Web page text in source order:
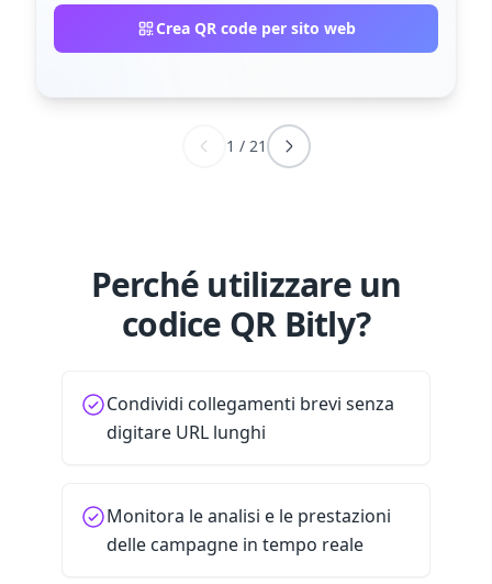
Crea QR code per sito web
1 / 21
Perché utilizzare un
codice QR Bitly?
Condividi collegamenti brevi senza
digitare URL lunghi
Monitora le analisi e le prestazioni
delle campagne in tempo reale